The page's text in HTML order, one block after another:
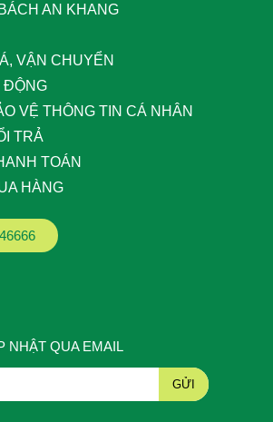
AN KHANG
VẬN CHUYỂN
ĐỘNG
VỆ THÔNG TIN CÁ NHÂN
TRẢ
TOÁN
HÀNG
NHẬT QUA EMAIL
GỬI